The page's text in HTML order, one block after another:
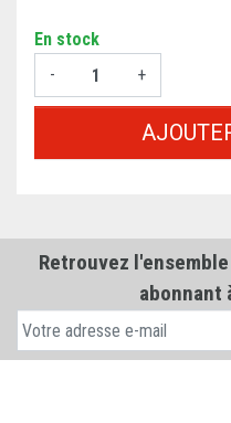
En stock
-
+
Retrouvez
abonnant